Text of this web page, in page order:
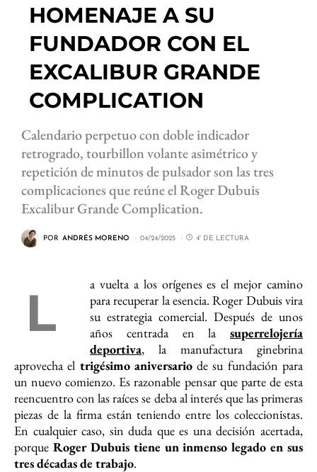
HOMENAJE A SU
FUNDADOR CON EL
EXCALIBUR GRANDE
COMPLICATION
Calendario perpetuo con doble indicador
retrogrado, tourbillon volante asimétrico y
repetición de minutos de pulsador son las tres
complicaciones que reúne el Roger Dubuis
Excalibur Grande Complication.
POR ANDRÉS MORENO 04/24/2025 4' DE LECTURA
L
a vuelta a los orígenes es el mejor camino
para recuperar la esencia. Roger Dubuis vira
su estrategia comercial. Después de unos
años centrada en la superrelojería
deportiva, la manufactura ginebrina
aprovecha el trigésimo aniversariode su fundación para
un nuevo comienzo. Es razonable pensar que parte de esta
reencuentro con las raíces se deba al interés que las primeras
piezas de la firma están teniendo entre los coleccionistas.
En cualquier caso, sin duda que es una decisión acertada,
porque Roger Dubuis tiene un inmenso legado en sus
tres décadas de trabajo.